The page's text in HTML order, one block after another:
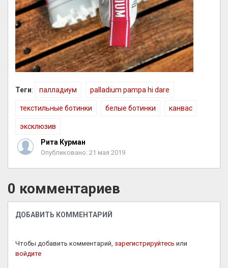
Теги: палладиум palladium pampa hi dare
текстильные ботинки белые ботинки канвас
эксклюзив
Рита Курман
Опубликовано: 21 мая 2019
0 комментариев
ДОБАВИТЬ КОММЕНТАРИЙ
Чтобы добавить комментарий, зарегистрируйтесь или
войдите